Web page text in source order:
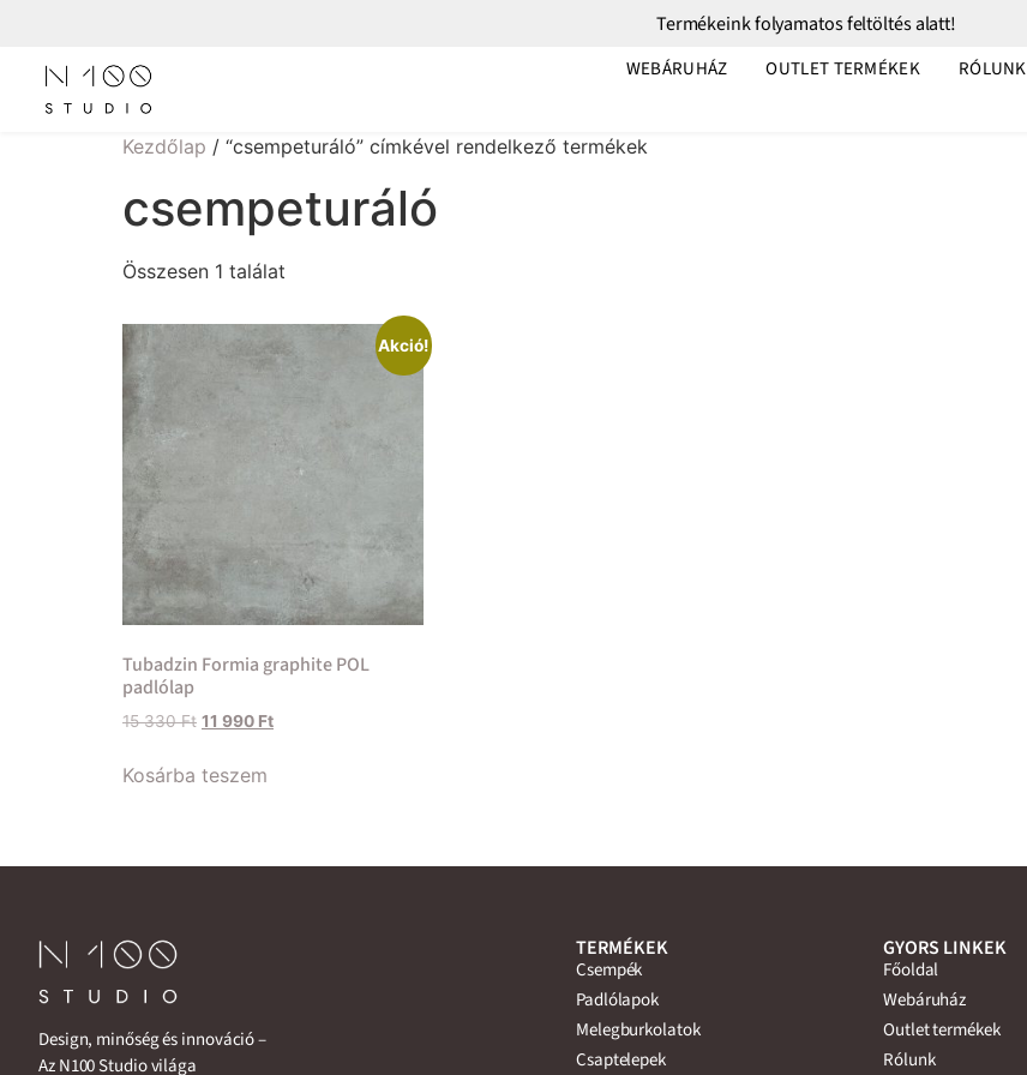
Termékeink folyamatos feltöltés alatt!
WEBÁRUHÁZ OUTLET TERMÉKEK RÓLUNK
Kezdőlap / “csempeturáló” címkével rendelkező termékek
csempeturáló
Összesen 1 találat
Akció!
Tubadzin Formia graphite POL
padlólap
15 330Ft 11 990 Ft
Kosárba teszem
Design, minőség és innováció –
Az N100 Studio világa
TERMÉKEK
Csempék
Padlólapok
Melegburkolatok
Csaptelepek
GYORS LINKEK
Főoldal
Webáruház
Outlet termékek
Rólunk